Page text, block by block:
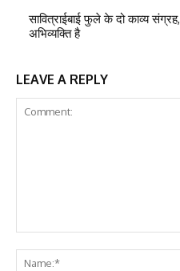
सावित्राईबाई फुले के दो काव्य
अभिव्यक्ति है
LEAVE A REPLY